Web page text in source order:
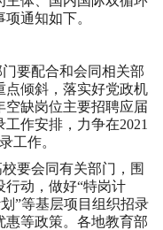
通知如下。
要配合和会同相关部
点倾斜，落实好党政机
空缺岗位主要招聘应届
作安排，力争在2021
工作。
要会同有关部门，围
动，做好“特岗计
”等基层项目组织招录
惠等政策。各地教育部